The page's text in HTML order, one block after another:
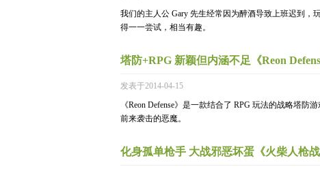
我们的主人公 Gary 先生经常因为醉酒导致上班迟到
得一一尝试，相当有趣。
塔防+RPG 新颖但内涵不足《Reon
发表于2014-04-15
《Reon Defense》是一款结合了 RPG 玩法的战略塔
前来袭击的恶魔。
化身孤单枪手 大战邪恶坏蛋《火柴人枪